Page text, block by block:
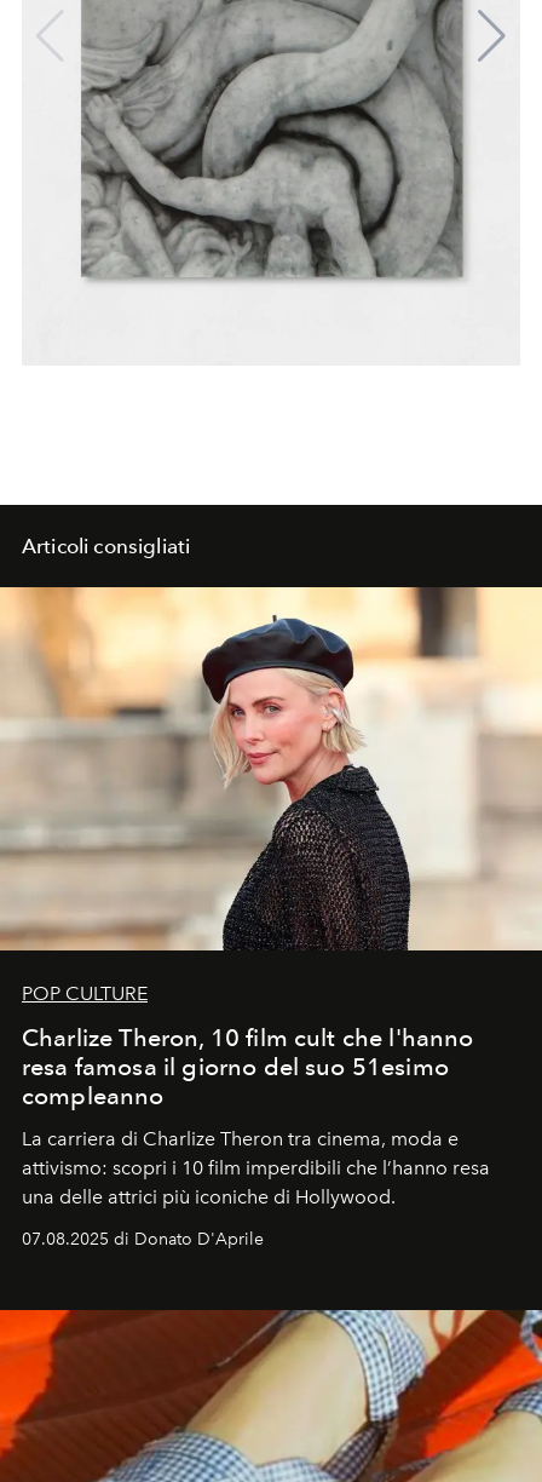
Articoli consigliati
POP CULTURE
Charlize Theron, 10 film cult che l'hanno
resa famosa il giorno del suo 51esimo
compleanno
La carriera di Charlize Theron tra cinema, moda e
attivismo: scopri i 10 film imperdibili che l’hanno resa
una delle attrici più iconiche di Hollywood.
07.08.2025 di Donato D'Aprile